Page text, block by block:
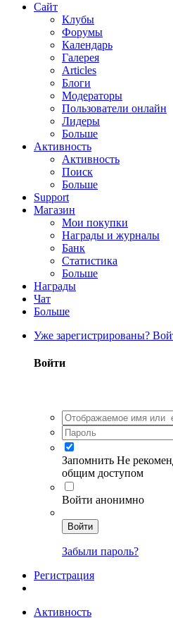
Сайт
Клубы
Форумы
Календарь
Галерея
Articles
Блоги
Модераторы
Пользователи онлайн
Лидеры
Больше
Активность
Активность
Поиск
Больше
Support
Магазин
Мои покупки
Награды и журналы
Банк
Статистика
Больше
Награды
Чат
Больше
Уже зарегистрированы?
Войти
Запомнить Не
общим доступом
Войти анонимно
Войти
Забыли пароль?
Регистрация
Активность